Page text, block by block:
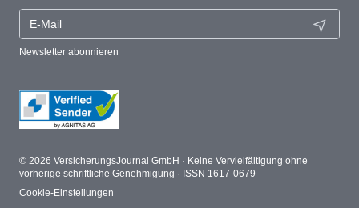
Newsletter abonnieren
© 2026 VersicherungsJournal GmbH · Keine Vervielfältigung ohne
vorherige schriftliche Genehmigung · ISSN 1617-0679
Cookie-Einstellungen